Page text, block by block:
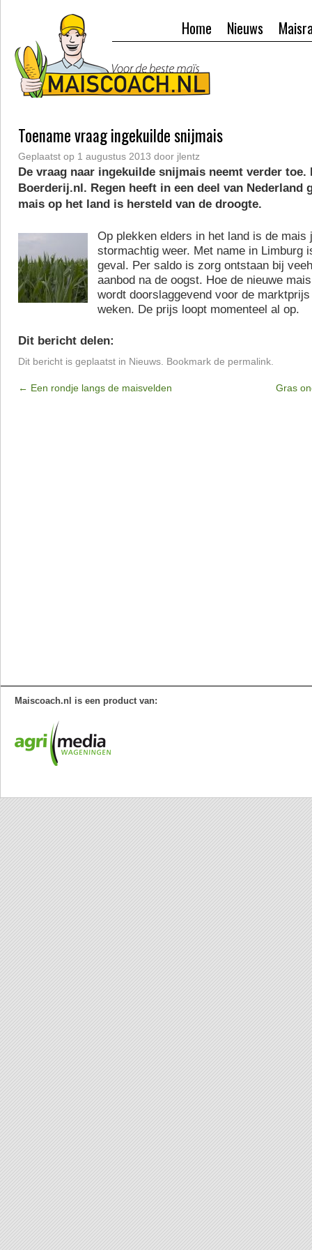
Nieuws
Home
Toename vraag ingekuilde snijmais
Geplaatst op 1 augustus 2013 door jlentz
De vraag naar ingekuilde snijmais neemt verder toe.
Boerderij.nl. Regen heeft in een deel van Nederland
mais op het land is hersteld van de droogte.
Op plekken elders in het land is de mais
stormachtig weer. Met name in Limburg
geval. Per saldo is zorg ontstaan bij
aanbod na de oogst. Hoe de nieuwe
wordt doorslaggevend voor de
weken. De prijs loopt momenteel al op.
Dit bericht delen:
Dit bericht is geplaatst in Nieuws . Bookmark de permalink
← Een rondje langs de maisvelden Gras
Maiscoach.nl is een product van: